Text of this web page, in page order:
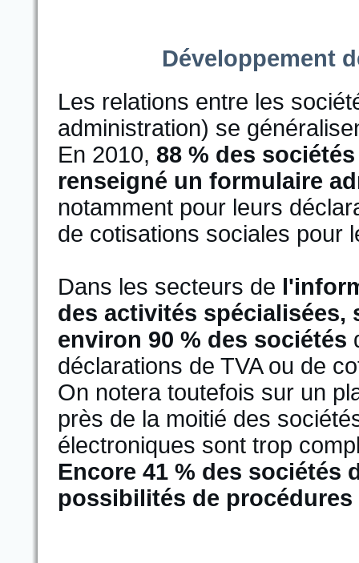
Développement
Les relations entre les
administration) se
En 2010, 88 % des
renseigné un formulaire
notamment pour leurs
de cotisations sociales pour
Dans les secteurs de
des activités
environ 90 % des sociétés
déclarations de TVA ou de
On notera toutefois sur un
près de la moitié des
électroniques sont trop
Encore 41 % des
possibilités de